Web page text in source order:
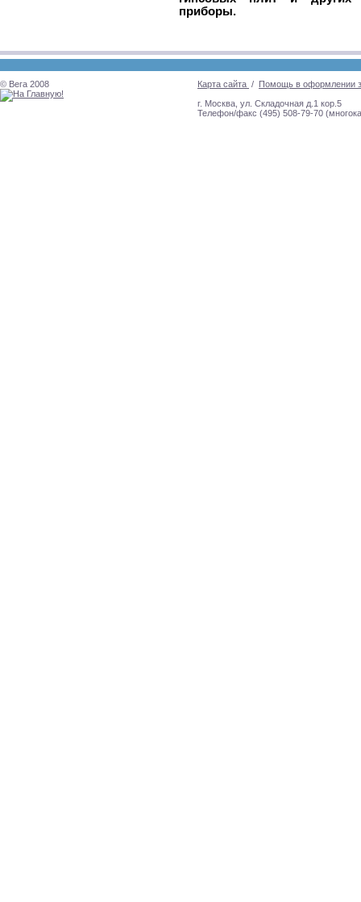
приборы.
© Вега 2008 Карта сайта / Помощь в оформлении
г. Москва, ул. Складочная д.1 кор.5
Телефон/факс (495) 508-79-70